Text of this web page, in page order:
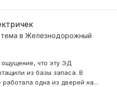
тема в Железнодорожный
что эту ЭД
из базы запаса. В
одна из дверей на...